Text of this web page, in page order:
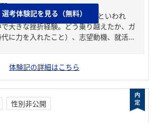
】
強み/弱み、周りからどんな人といわれ
大きな挫折経験。どう乗り越えたか、ガ
に力を入れたこと）、志望動機、就活...
選考体験記を見る（無料）
体験記の詳細はこちら
性別非公開